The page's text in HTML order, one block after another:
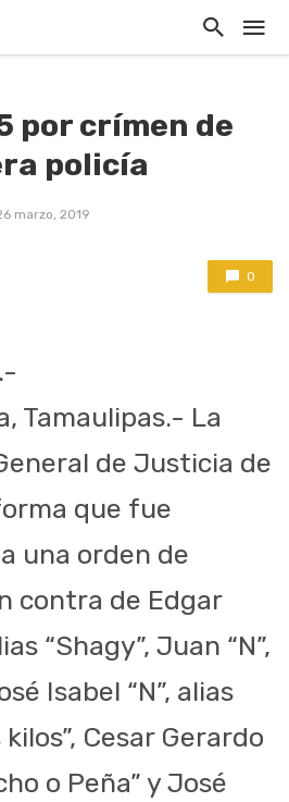
por crímen de
policía
marzo, 2019
0
Tamaulipas.- La
de Justicia de
que fue
una orden de
contra de Edgar
“Shagy”, Juan “N”,
Isabel “N”, alias
Cesar Gerardo
o Peña” y José